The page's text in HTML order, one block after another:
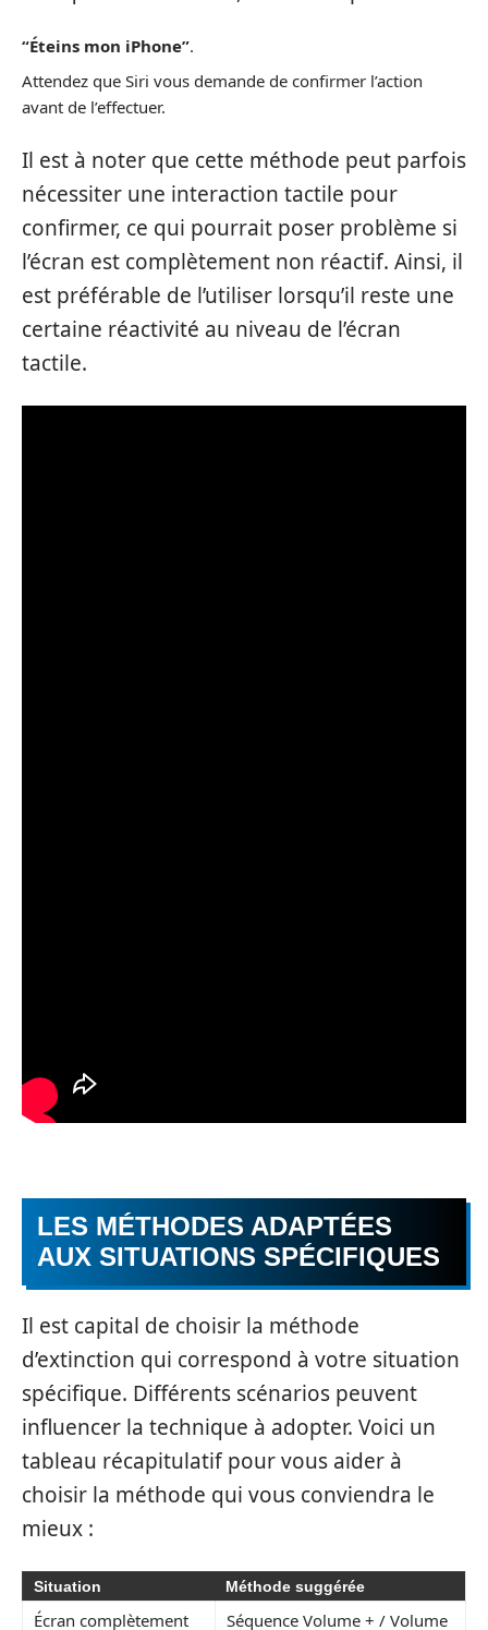
“Éteins mon iPhone”.
Attendez que Siri vous demande de confirmer l’action
avant de l’effectuer.
Il est à noter que cette méthode peut parfois
nécessiter une interaction tactile pour
confirmer, ce qui pourrait poser problème si
l’écran est complètement non réactif. Ainsi, il
est préférable de l’utiliser lorsqu’il reste une
certaine réactivité au niveau de l’écran
tactile.
LES MÉTHODES ADAPTÉES
AUX SITUATIONS SPÉCIFIQUES
Il est capital de choisir la méthode
d’extinction qui correspond à votre situation
spécifique. Différents scénarios peuvent
influencer la technique à adopter. Voici un
tableau récapitulatif pour vous aider à
choisir la méthode qui vous conviendra le
mieux :
Situation Méthode suggérée
Écran complètement
Séquence Volume + / Volume